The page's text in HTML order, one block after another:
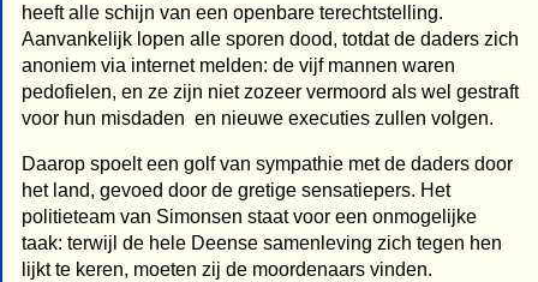
heeft alle schijn van een openbare terechtstelling.
Aanvankelijk lopen alle sporen dood, totdat de daders zich
anoniem via internet melden: de vijf mannen waren
pedofielen, en ze zijn niet zozeer vermoord als wel gestraft
voor hun misdaden  en nieuwe executies zullen volgen.
Daarop spoelt een golf van sympathie met de daders door
het land, gevoed door de gretige sensatiepers. Het
politieteam van Simonsen staat voor een onmogelijke
taak: terwijl de hele Deense samenleving zich tegen hen
lijkt te keren, moeten zij de moordenaars vinden.